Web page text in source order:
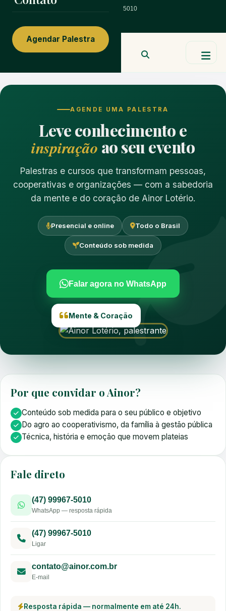
47 9 9967 5010
Ainor Lotério
Agendar Palestra
AGENDE UMA PALESTRA
Leve conhecimento e
inspiração ao seu evento
Palestras e cursos que transformam pessoas,
cooperativas e organizações — com a sabedoria
da mente e do coração de Ainor Lotério.
Presencial e online Todo o Brasil
Conteúdo sob medida
Falar agora no WhatsApp
Mente & Coração
Por que convidar o Ainor?
Conteúdo sob medida para o seu público e objetivo
Do agro ao cooperativismo, da família à gestão pública
Técnica, história e emoção que movem plateias
Fale direto
(47) 99967-5010
WhatsApp — resposta rápida
(47) 99967-5010
Ligar
contato@ainor.com.br
E-mail
Resposta rápida — normalmente em até 24h.